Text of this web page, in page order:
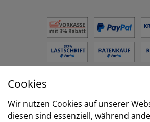
Versand
Cookies
Wir nutzen Cookies auf unserer
diesen sind essenziell, während